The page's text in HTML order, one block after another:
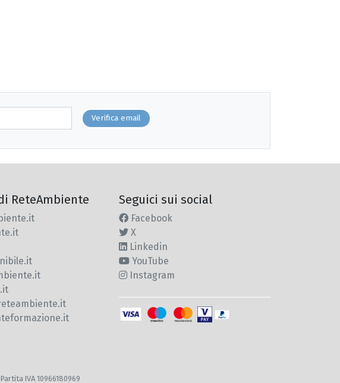
Verifica email
ReteAmbiente Seguici sui social
Facebook
X
Linkedin
YouTube
Instagram
IVA 10966180969